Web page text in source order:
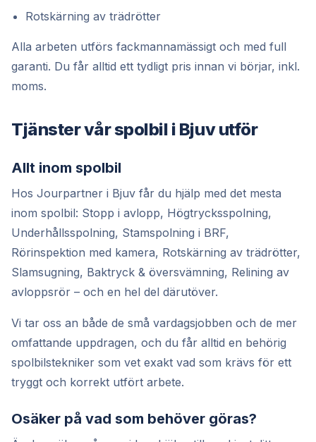
Rotskärning av trädrötter
Alla arbeten utförs fackmannamässigt och med full
garanti. Du får alltid ett tydligt pris innan vi börjar, inkl.
moms.
Tjänster vår spolbil i Bjuv utför
Allt inom spolbil
Hos Jourpartner i Bjuv får du hjälp med det mesta
inom spolbil: Stopp i avlopp, Högtrycksspolning,
Underhållsspolning, Stamspolning i BRF,
Rörinspektion med kamera, Rotskärning av trädrötter,
Slamsugning, Baktryck & översvämning, Relining av
avloppsrör – och en hel del därutöver.
Vi tar oss an både de små vardagsjobben och de mer
omfattande uppdragen, och du får alltid en behörig
spolbilstekniker som vet exakt vad som krävs för ett
tryggt och korrekt utfört arbete.
Osäker på vad som behöver göras?